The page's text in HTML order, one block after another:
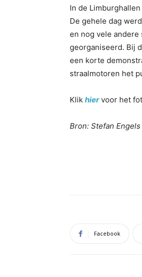
In de
De gehele dag
en nog vele andere
georganiseerd. Bij
een korte
straalmotoren het
Klik hiervoor het
Bron: Stefan Engels
Facebook